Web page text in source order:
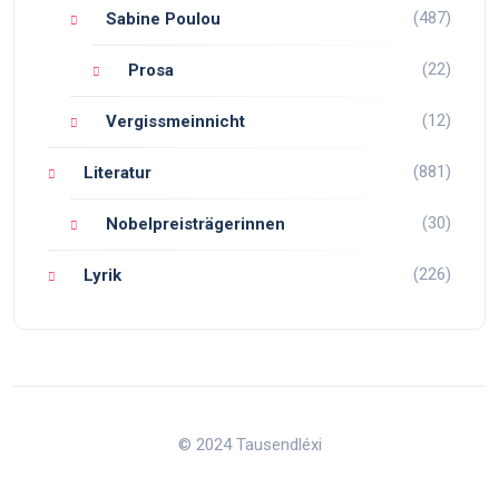
Sabine Poulou (487)
Prosa (22)
Vergissmeinnicht (12)
Literatur (881)
Nobelpreisträgerinnen (30)
Lyrik (226)
© 2024 Tausendléxi